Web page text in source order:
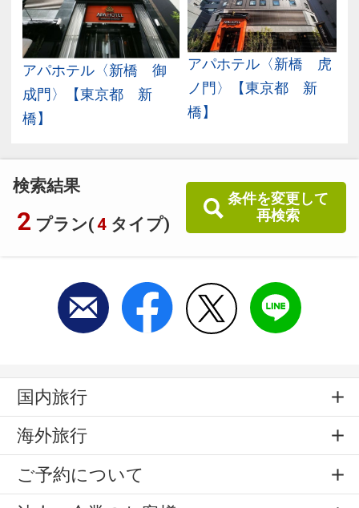
検索結果
2 プラン(4 タイプ)
条件を変更して
再検索
アパホテル〈新橋 御
成門〉【東京都 新
橋】
アパホテル〈新橋 虎
ノ門〉【東京都 新
橋】
国内旅行
海外旅行
ご予約について